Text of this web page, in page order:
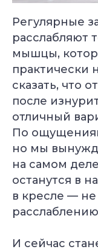
Регулярные
расслабляют
мышцы,
практически
сказать, что
после
отличный
По
но мы
на самом
останутся в
в кресле —
И сейчас